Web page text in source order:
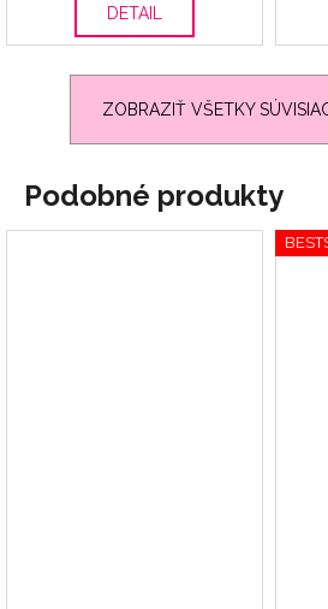
DETAIL
ZOBRAZIŤ VŠETKY
Podobné produkty